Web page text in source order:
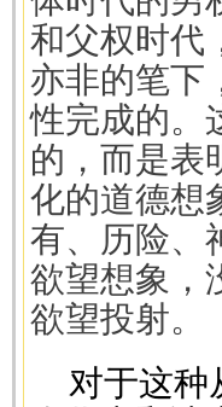
和父权时代
亦非的笔下
性完成的。
的，而是表
化的道德想
有、历险、
欲望想象，
欲望投射。
对于这种